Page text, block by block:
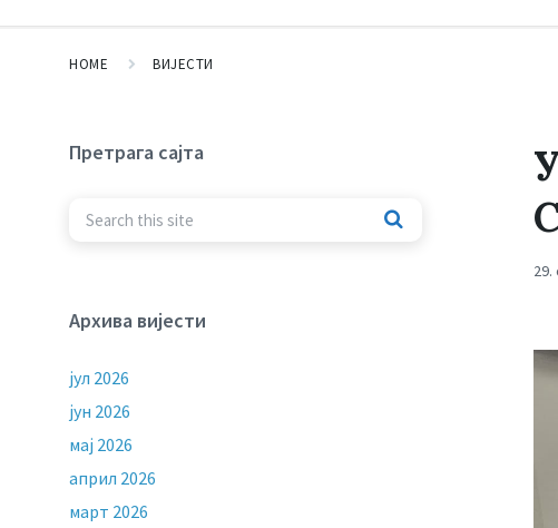
HOME ВИЈЕСТИ
29.
Претрага сајта
Архива вијести
јул 2026
јун 2026
мај 2026
април 2026
март 2026